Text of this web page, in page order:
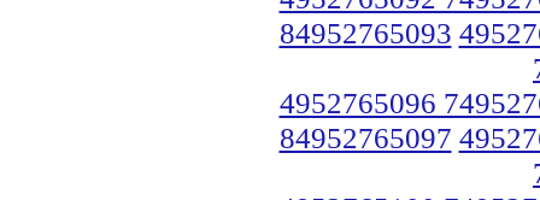
84952765093
4952765096
84952765097